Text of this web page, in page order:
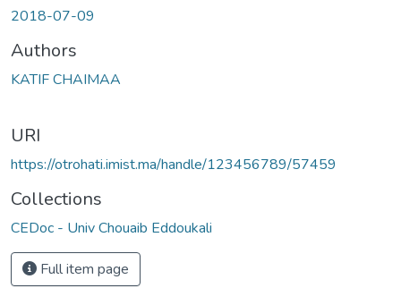
2018-07-09
Authors
KATIF CHAIMAA
URI
https://otrohati.imist.ma/handle/123456789/57459
Collections
CEDoc - Univ Chouaib Eddoukali
Full item page